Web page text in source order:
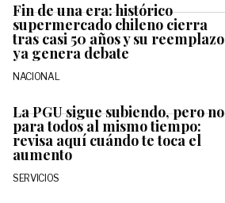
Fin de una era: histórico
supermercado chileno cierra
tras casi 50 años y su reemplazo
ya genera debate
NACIONAL
La PGU sigue subiendo, pero no
para todos al mismo tiempo:
revisa aquí cuándo te toca el
aumento
SERVICIOS